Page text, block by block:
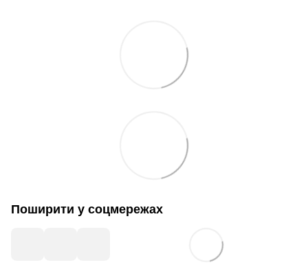
Поширити у соцмережах